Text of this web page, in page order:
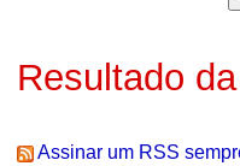
Resultado
Assinar um RSS